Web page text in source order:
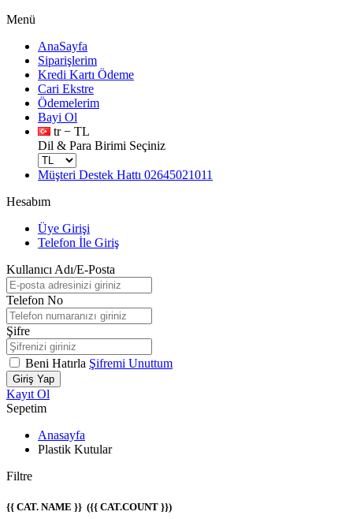
Menü
AnaSayfa
Siparişlerim
Kredi Kartı Ödeme
Cari Ekstre
Ödemelerim
Bayi Ol
tr − TL
Dil & Para Birimi Seçiniz
Müşteri Destek Hattı 02645021011
Hesabım
Üye Girişi
Telefon İle Giriş
Kullanıcı Adı/E-Posta
Telefon No
Şifre
Beni Hatırla Şifremi Unuttum
Giriş Yap
Kayıt Ol
Sepetim
Anasayfa
Plastik Kutular
Filtre
{{ CAT. NAME }} ({{ CAT.COUNT }})